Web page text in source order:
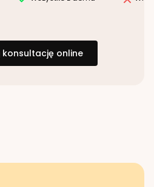
konsultację online